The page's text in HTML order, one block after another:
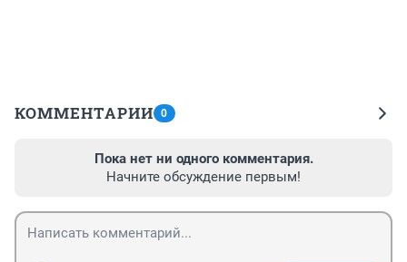
КОММЕНТАРИИ 0
Пока нет ни одного комментария.
Начните обсуждение первым!